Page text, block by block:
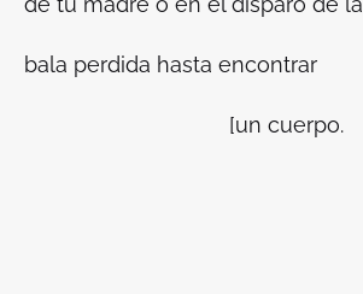
bala perdida hasta encontrar
[un cuerpo.